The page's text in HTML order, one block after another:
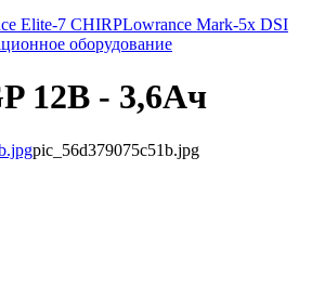
Elite-7 CHIRPLowrance Mark-5x DSI
оборудование
12В - 3,6Ач
pic_56d379075c51b.jpg